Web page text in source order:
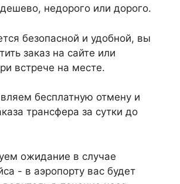
недорого или дорого.
безопасной и удобной, вы
заказ на сайте или
встрече на месте.
бесплатную отмену и
трансфера за сутки до
ожидание в случае
- в аэропорту вас будет